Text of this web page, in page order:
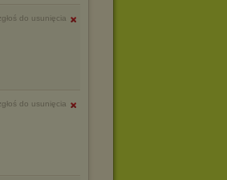
do usunięcia
do usunięcia